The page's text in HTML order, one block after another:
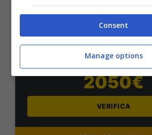
Planetwin365: 2050€ per sport e
Iscrivendoti a PlanetWin365 ricevi:
in Bonus Scommesse + 100% fino a
Sport
2050€
VERIFICA
Consent
Manage options